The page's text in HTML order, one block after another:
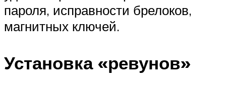
пароля, исправности брелоков,
магнитных ключей.
Установка «ревунов»